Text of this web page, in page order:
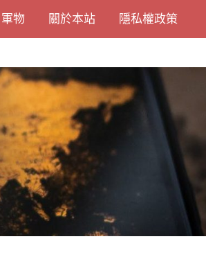
物 關於本站 隱私權政策